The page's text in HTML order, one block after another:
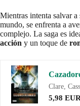
Mientras intenta salvar a
mundo, se enfrenta a
complejo. La saga es
acción y un toque de
Clare,
5,98